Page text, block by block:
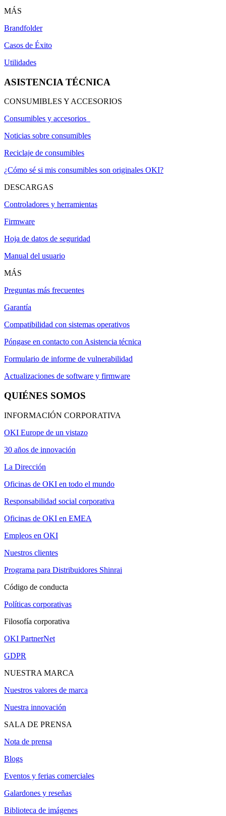
MÁS
Brandfolder
Casos de Éxito
Utilidades
ASISTENCIA TÉCNICA
CONSUMIBLES Y ACCESORIOS
Consumibles y accesorios
Noticias sobre consumibles
Reciclaje de consumibles
¿Cómo sé si mis consumibles son originales OKI?
DESCARGAS
Controladores y herramientas
Firmware
Hoja de datos de seguridad
Manual del usuario
MÁS
Preguntas más frecuentes
Garantía
Compatibilidad con sistemas operativos
Póngase en contacto con Asistencia técnica
Formulario de informe de vulnerabilidad
Actualizaciones de software y firmware
QUIÉNES SOMOS
INFORMACIÓN CORPORATIVA
OKI Europe de un vistazo
30 años de innovación
La Dirección
Oficinas de OKI en todo el mundo
Responsabilidad social corporativa
Oficinas de OKI en EMEA
Empleos en OKI
Nuestros clientes
Programa para Distribuidores Shinrai
Código de conducta
Políticas corporativas
Filosofía corporativa
OKI PartnerNet
GDPR
NUESTRA MARCA
Nuestros valores de marca
Nuestra innovación
SALA DE PRENSA
Nota de prensa
Blogs
Eventos y ferias comerciales
Galardones y reseñas
Biblioteca de imágenes